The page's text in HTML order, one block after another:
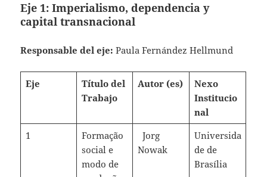
Eje 1: Imperialismo, dependencia y
capital transnacional
Responsable del eje:Paula Fernández Hellmund
Eje
Título del
Trabajo
Autor (es)
Nexo
Institucio
nal
1
Formação
social e
modo de
Jorg
Nowak
Universida
de de
Brasília